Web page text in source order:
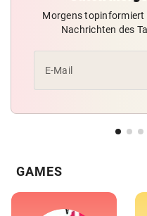
Morgens topinformiert
Nachrichten des
E-Mail
GAMES